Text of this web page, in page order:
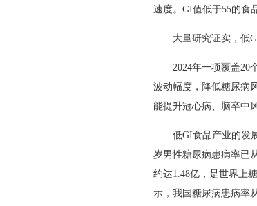
速度。GI值低于55的食
大量研究证实，低
2024年一项覆盖20
波动幅度，降低糖尿病
能提升冠心病、脑卒中
低GI食品产业的发
岁男性糖尿病患病率已
约达1.48亿，是世界上
示，我国糖尿病患病率